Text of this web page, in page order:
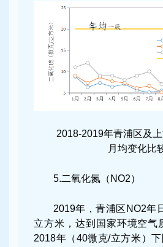
2018-2019年青浦区及
月均变化比
5.二氧化氮（NO2）
2019年，青浦区NO2年
立方米，达到国家环境空气
2018年（40微克/立方米）下